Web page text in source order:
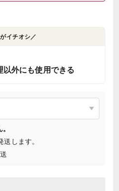
イチオシ／
以外にも使用できる
します。